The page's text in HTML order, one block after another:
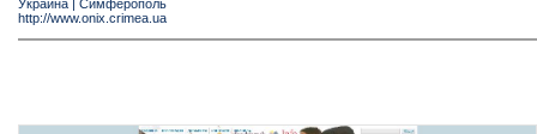
Украина | Симферополь
http://www.onix.crimea.ua